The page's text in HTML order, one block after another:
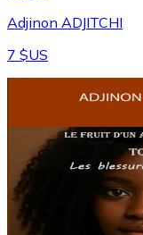
Adjinon ADJITCHI
7 $US